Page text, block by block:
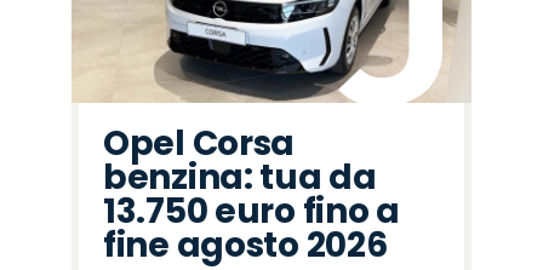
Opel Corsa
benzina: tua da
13.750 euro fino a
fine agosto 2026